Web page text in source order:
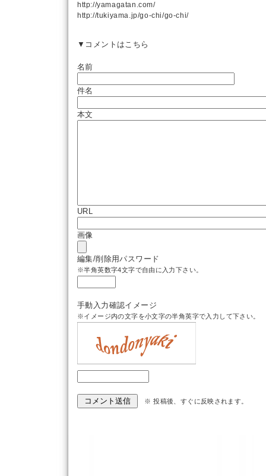
http://yamagatan.com/
http://tukiyama.jp/go-chi/go-chi/
▼コメントはこちら
名前
件名
本文
URL
画像
編集/削除用パスワード
※半角英数字4文字で自由に入力下さい。
手動入力確認イメージ
※イメージ内の文字を小文字の半角英字で入力して下さい。
※ 投稿後、すぐに反映されます。